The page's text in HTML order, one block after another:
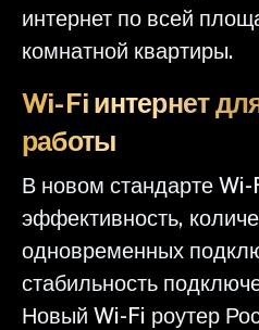
интернет по всей
комнатной квартиры.
Wi-Fi интернет
работы
В новом стандарте
эффективность,
одновременных
стабильность
Новый Wi-Fi роутер